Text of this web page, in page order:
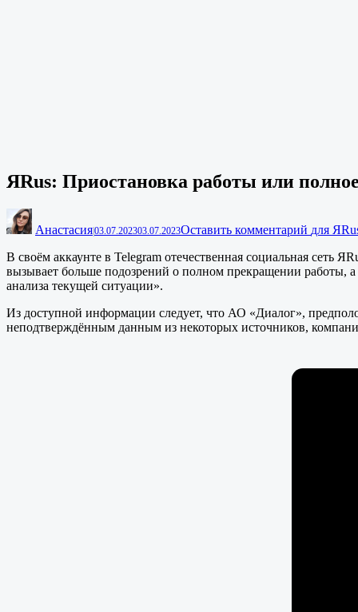
ЯRus: Приостановка работы или
Анастасия|03.07.202303.07.2023Оставить комментарий для
В своём аккаунте в Telegram отечественная социальная сеть
вызывает больше подозрений о полном прекращении работы,
анализа текущей ситуации».
Из доступной информации следует, что АО «Диалог»,
неподтверждённым данным из некоторых источников,